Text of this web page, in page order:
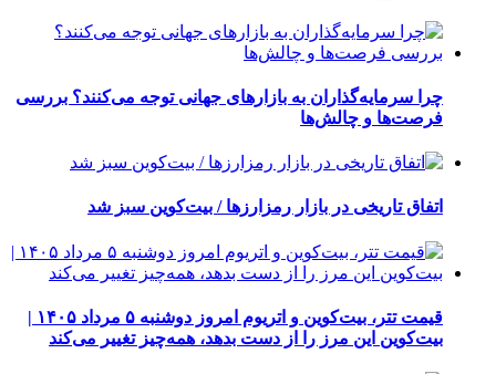
چرا سرمایه‌گذاران به بازارهای جهانی توجه می‌کنند؟ بررسی
فرصت‌ها و چالش‌ها
اتفاق تاریخی در بازار رمزارزها / بیت‌کوین سبز شد
قیمت تتر، بیت‌کوین و اتریوم امروز دوشنبه ۵ مرداد ۱۴۰۵ |
بیت‌کوین این مرز را از دست بدهد، همه‌چیز تغییر می‌کند